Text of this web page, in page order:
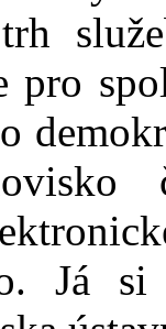
pro
Já